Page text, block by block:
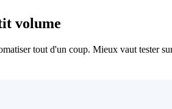
volume
tout d'un coup. Mieux vaut tester